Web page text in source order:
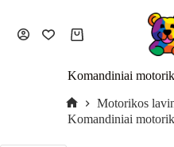
Komandiniai
Motorikos
Komandiniai